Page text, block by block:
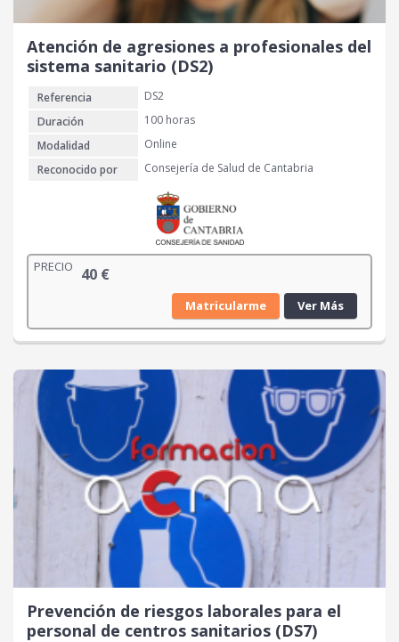
Atención de agresiones a profesionales del
sistema sanitario (DS2)
Referencia
DS2
Duración
100 horas
Modalidad
Online
Reconocido por
Consejería de Salud de Cantabria
PRECIO 40 €
Matricularme Ver Más
Prevención de riesgos laborales para el
personal de centros sanitarios (DS7)